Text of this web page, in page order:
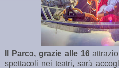
Il Parco, grazie alle 16
spettacoli nei teatri, sarà